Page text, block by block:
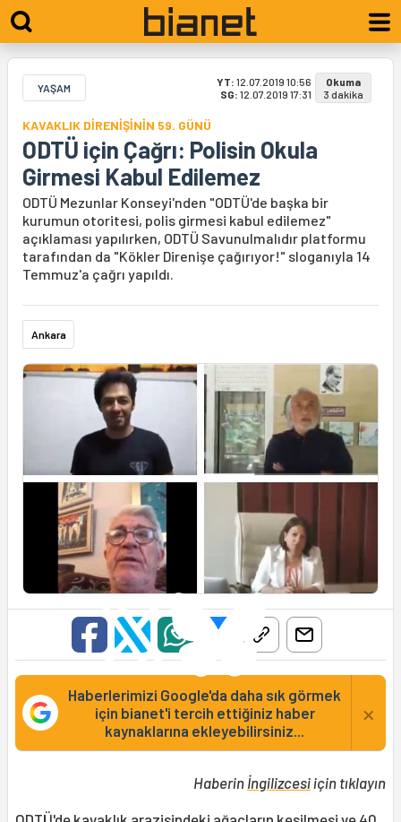
YAŞAM YT: 12.07.2019 10:56
SG: 12.07.2019 17:31
Okuma
3 dakika
KAVAKLIK DİRENİŞİNİN 59. GÜNÜ
ODTÜ için Çağrı: Polisin Okula
Girmesi Kabul Edilemez
ODTÜ Mezunlar Konseyi'nden "ODTÜ'de başka bir
kurumun otoritesi, polis girmesi kabul edilemez"
açıklaması yapılırken, ODTÜ Savunulmalıdır platformu
tarafından da "Kökler Direnişe çağırıyor!" sloganıyla 14
Temmuz'a çağrı yapıldı.
Ankara
Haberlerimizi Google'da daha sık görmek
için bianet'i tercih ettiğiniz haber
kaynaklarına ekleyebilirsiniz...
×
Haberin İngilizcesiiçin tıklayın